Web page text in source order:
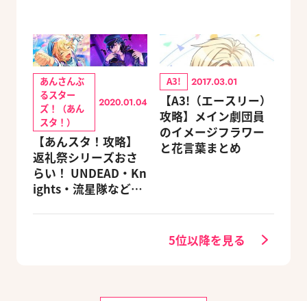
あんさんぶ
るスター
ズ！（あん
スタ！）
2020.01.04
【あんスタ！攻略】
返礼祭シリーズおさ
らい！ UNDEAD・Kn
ights・流星隊など、
A3! 2017.03.01
【A3!（エースリー）
攻略】メイン劇団員
のイメージフラワー
と花言葉まとめ
5位以降を見る